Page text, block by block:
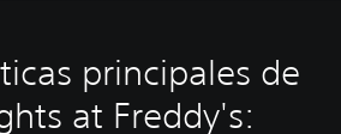
principales de
at Freddy's: